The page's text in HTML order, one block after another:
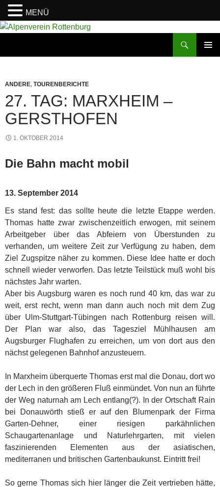
Zum
ANDERE, TOURENBERICHTE
27. TAG: MARXHEIM –
GERSTHOFEN
1. OKTOBER 2014
Die Bahn macht mobil
13. September 2014
Es stand fest: das sollte heute die letzte Etappe werden.
Thomas hatte zwar zwischenzeitlich erwogen, mit seinem
Arbeitgeber über das Abfeiern von Überstunden zu
verhanden, um weitere Zeit zur Verfügung zu haben, dem
Ziel Zugspitze näher zu kommen. Diese Idee hatte er doch
schnell wieder verworfen. Das letzte Teilstück muß wohl bis
nächstes Jahr warten.
Aber bis Augsburg waren es noch rund 40 km, das war zu
weit, erst recht, wenn man dann auch noch mit dem Zug
über Ulm-Stuttgart-Tübingen nach Rottenburg reisen will.
Der Plan war also, das Tagesziel Mühlhausen am
Augsburger Flughafen zu erreichen, um von dort aus den
nächst gelegenen Bahnhof anzusteuern.
In Marxheim überquerte Thomas erst mal die Donau, dort wo
der Lech in den größeren Fluß einmündet. Von nun an führte
der Weg naturnah am Lech entlang(?). In der Ortschaft Rain
bei Donauwörth stieß er auf den Blumenpark der Firma
Garten-Dehner, einer riesigen parkähnlichen
Schaugartenanlage und Naturlehrgarten, mit vielen
faszinierenden Elementen aus der asiatischen,
mediterranen und britischen Gartenbaukunst. Eintritt frei!
So gerne Thomas sich hier länger die Zeit vertrieben hätte,
MENÜ